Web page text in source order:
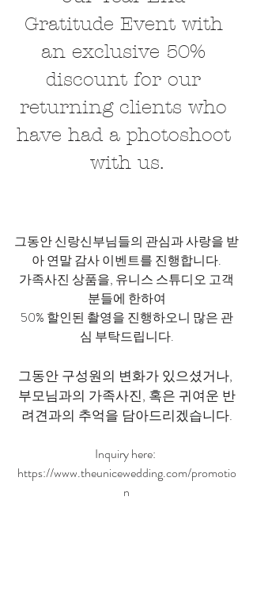
Gratitude Event with
an exclusive 50%
discount for our
returning clients who
have had a photoshoot
with us.
그동안 신랑신부님들의 관심과 사랑을 받
아 연말 감사 이벤트를 진행합니다.
가족사진 상품을, 유니스 스튜디오 고객
분들에 한하여
50% 할인된 촬영을 진행하오니 많은 관
심 부탁드립니다.
그동안 구성원의 변화가 있으셨거나,
부모님과의 가족사진, 혹은 귀여운 반
려견과의 추억을 담아드리겠습니다.
Inquiry here:
https://www.theunicewedding.com/promotio
n